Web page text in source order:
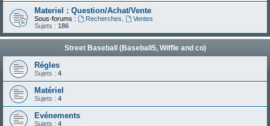
Materiel : Question/Achat/Vente
Sous-forums : Recherches
Ventes
Sujets : 186
Street Baseball (Baseball5, Wiffle and co)
Régles
Sujets : 4
Matériel
Sujets : 4
Evénements
Sujets : 4